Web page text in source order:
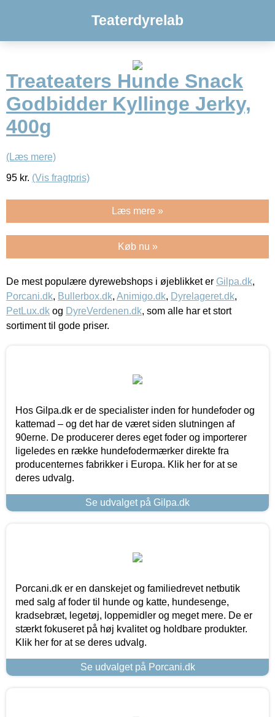
Teaterdyrelab
Treateaters Hunde Snack
Godbidder Kyllinge Jerky,
400g
(Læs mere)
95 kr. (Vis fragtpris)
Læs mere »
Køb nu »
De mest populære dyrewebshops i øjeblikket er Gilpa.dk,
Porcani.dk, Bullerbox.dk, Animigo.dk, Dyrelageret.dk,
PetLux.dk og DyreVerdenen.dk, som alle har et stort
sortiment til gode priser.
Hos Gilpa.dk er de specialister inden for hundefoder og
kattemad – og det har de været siden slutningen af
90erne. De producerer deres eget foder og importerer
ligeledes en række hundefodermærker direkte fra
producenternes fabrikker i Europa. Klik her for at se
deres udvalg.
Se udvalget på Gilpa.dk
Porcani.dk er en danskejet og familiedrevet netbutik
med salg af foder til hunde og katte, hundesenge,
kradsebræt, legetøj, loppemidler og meget mere. De er
stærkt fokuseret på høj kvalitet og holdbare produkter.
Klik her for at se deres udvalg.
Se udvalget på Porcani.dk